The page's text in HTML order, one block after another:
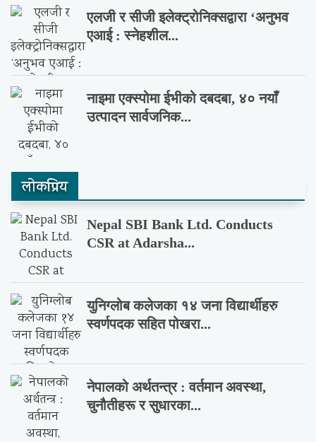
एलजी र सीजी इलेक्ट्रोनिक्सद्वारा ‘अनुभव
एआई : स्नेहशील...
नाइमा एक्स्पोमा ईभीको दबदबा, ४० नयाँ
उत्पादन सार्वजनिक...
लाेकप्रिय
Nepal SBI Bank Ltd. Conducts
CSR at Adarsha...
युनिग्लोब कलेजका १४ जना विद्यार्थीहरु
स्वर्णपदक सहित पोखरा...
नेपालको अर्थतन्त्र : वर्तमान अवस्था,
चुनौतीहरू र सुधारका...